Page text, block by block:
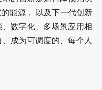
能源， 以及下一代创新
数字化、多场景应用相
成为可调度的、每个人